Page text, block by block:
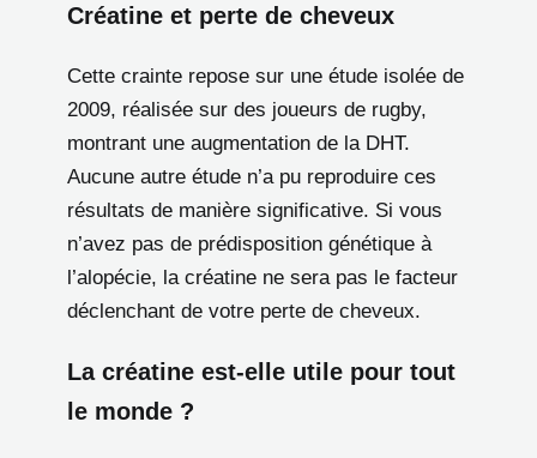
Créatine et perte de cheveux
Cette crainte repose sur une étude isolée de
2009, réalisée sur des joueurs de rugby,
montrant une augmentation de la DHT.
Aucune autre étude n’a pu reproduire ces
résultats de manière significative. Si vous
n’avez pas de prédisposition génétique à
l’alopécie, la créatine ne sera pas le facteur
déclenchant de votre perte de cheveux.
La créatine est-elle utile pour tout
le monde ?